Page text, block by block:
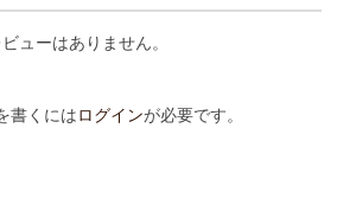
ビューはありません。
書くにはログインが必要です。